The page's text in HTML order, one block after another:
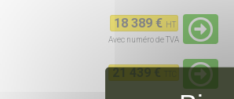
18 389 €
HT
Avec numéro de TVA
21 439 €